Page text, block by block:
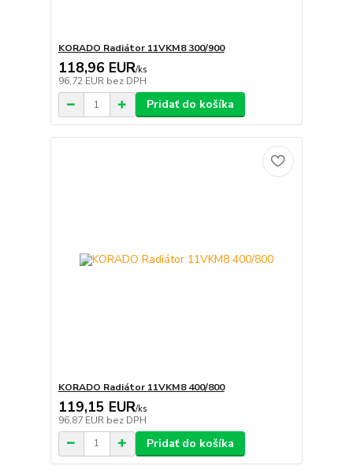
KORADO Radiátor 11VKM8 300/900
118,96 EUR/ks
96,72 EUR bez DPH
Pridať do košíka
KORADO Radiátor 11VKM8 400/800
119,15 EUR/ks
96,87 EUR bez DPH
Pridať do košíka